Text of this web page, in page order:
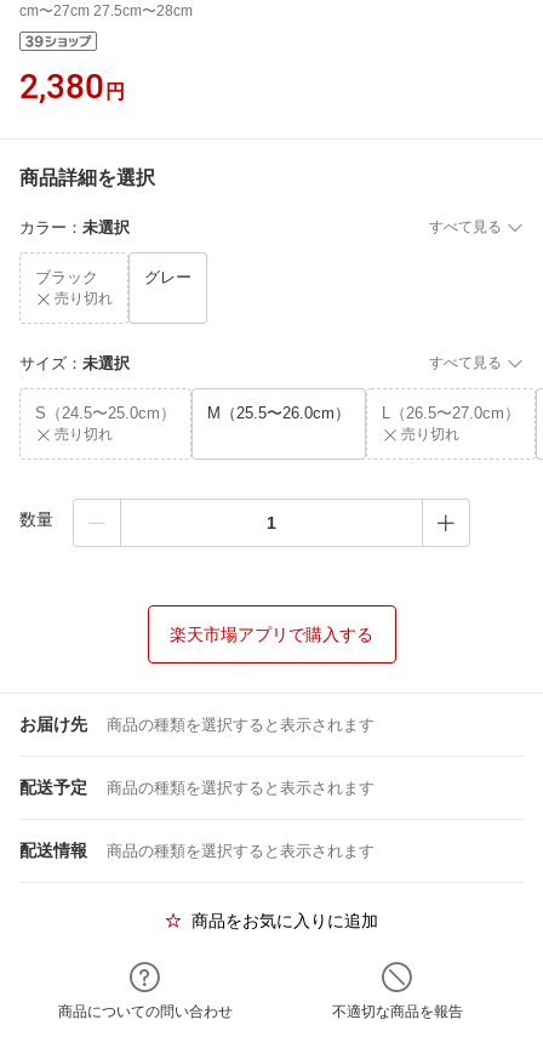
cm〜27cm 27.5cm〜28cm
2,380 円
商品詳細を選択
カラー ： 未選択 すべて見る
ブラック
売り切れ
グレー
サイズ ： 未選択 すべて見る
S（24.5〜25.0cm）
売り切れ
M（25.5〜26.0cm） L（26.5〜27.0cm）
売り切れ
数量
楽天市場アプリで購入する
お届け先 商品の種類を選択すると表示されます
配送予定 商品の種類を選択すると表示されます
配送情報 商品の種類を選択すると表示されます
商品をお気に入りに追加
商品についての問い合わせ 不適切な商品を報告